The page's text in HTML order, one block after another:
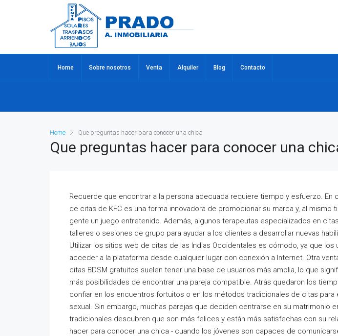
Home Sobre nosotros Venta Alquiler Blog Contacto
Home Que preguntas hacer para conocer una chica
Que preguntas hacer para conocer una
Recuerde que encontrar a la persona adecuada requiere tiempo y esfuerzo. En
de citas de KFC es una forma innovadora de promocionar su marca y, al mismo
gente un juego entretenido. Además, algunos terapeutas especializados en
talleres o sesiones de grupo para ayudar a los clientes a desarrollar nuevas
Utilizar los sitios web de citas de las Indias Occidentales es cómodo, ya que los
acceder a la plataforma desde cualquier lugar con conexión a Internet. Otra
citas BDSM gratuitos suelen tener una base de usuarios más amplia, lo que
más posibilidades de encontrar una pareja compatible. Atrás quedaron los
confiar en los encuentros fortuitos o en los métodos tradicionales de citas para
sexual. Sin embargo, muchas parejas que deciden centrarse en su matrimonio
tradicionales descubren que son más felices y están más satisfechas con su
hacer para conocer una chica - cuando los jóvenes son capaces de